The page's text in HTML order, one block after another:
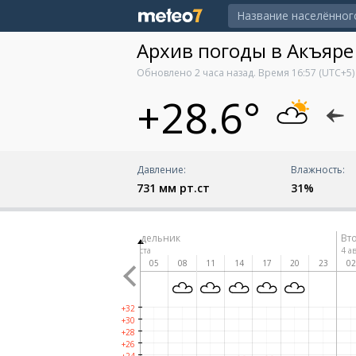
Архив погоды в Акъяре
Обновлено 2 часа назад. Время 16:57 (UTC+5)
+28.6°
Давление:
731 мм рт.ст
Влажность:
31%
Понедельник
3 августа
05 08 11 14 17 20 23
4
02
+32
+30
+28
+26